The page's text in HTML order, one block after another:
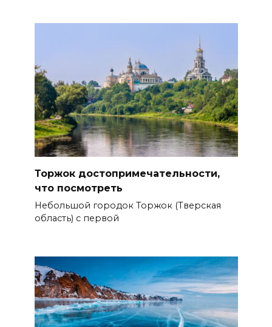
Торжок достопримечательности,
что посмотреть
Небольшой городок Торжок (Тверская
область) с первой